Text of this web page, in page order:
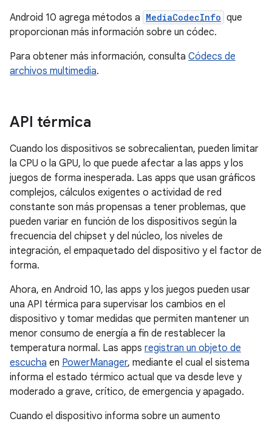
Android 10 agrega métodos a MediaCodecInfo que
proporcionan más información sobre un códec.
Para obtener más información, consulta Códecs de
archivos multimedia.
API térmica
Cuando los dispositivos se sobrecalientan, pueden limitar
la CPU o la GPU, lo que puede afectar a las apps y los
juegos de forma inesperada. Las apps que usan gráficos
complejos, cálculos exigentes o actividad de red
constante son más propensas a tener problemas, que
pueden variar en función de los dispositivos según la
frecuencia del chipset y del núcleo, los niveles de
integración, el empaquetado del dispositivo y el factor de
forma.
Ahora, en Android 10, las apps y los juegos pueden usar
una API térmica para supervisar los cambios en el
dispositivo y tomar medidas que permiten mantener un
menor consumo de energía a fin de restablecer la
temperatura normal. Las apps registran un objeto de
escucha en PowerManager, mediante el cual el sistema
informa el estado térmico actual que va desde leve y
moderado a grave, crítico, de emergencia y apagado.
Cuando el dispositivo informa sobre un aumento